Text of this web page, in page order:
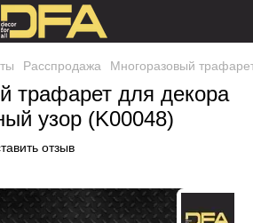
Расспродажа Многоразовый
трафарет для декора
узор (K00048)
отзыв